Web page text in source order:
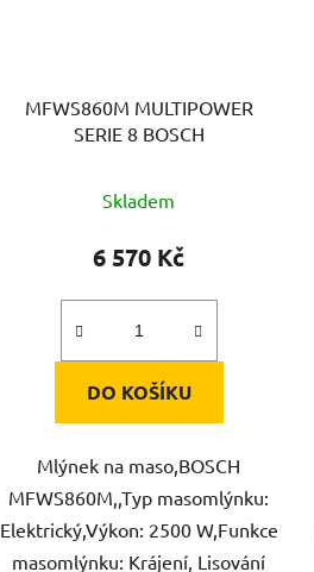
MFWS860M MULTIPOWER
SERIE 8 BOSCH
Skladem
6 570 Kč
DO KOŠÍKU
Mlýnek na maso,BOSCH
MFWS860M,,Typ masomlýnku:
Elektrický,Výkon: 2500 W,Funkce
masomlýnku: Krájení, Lisování